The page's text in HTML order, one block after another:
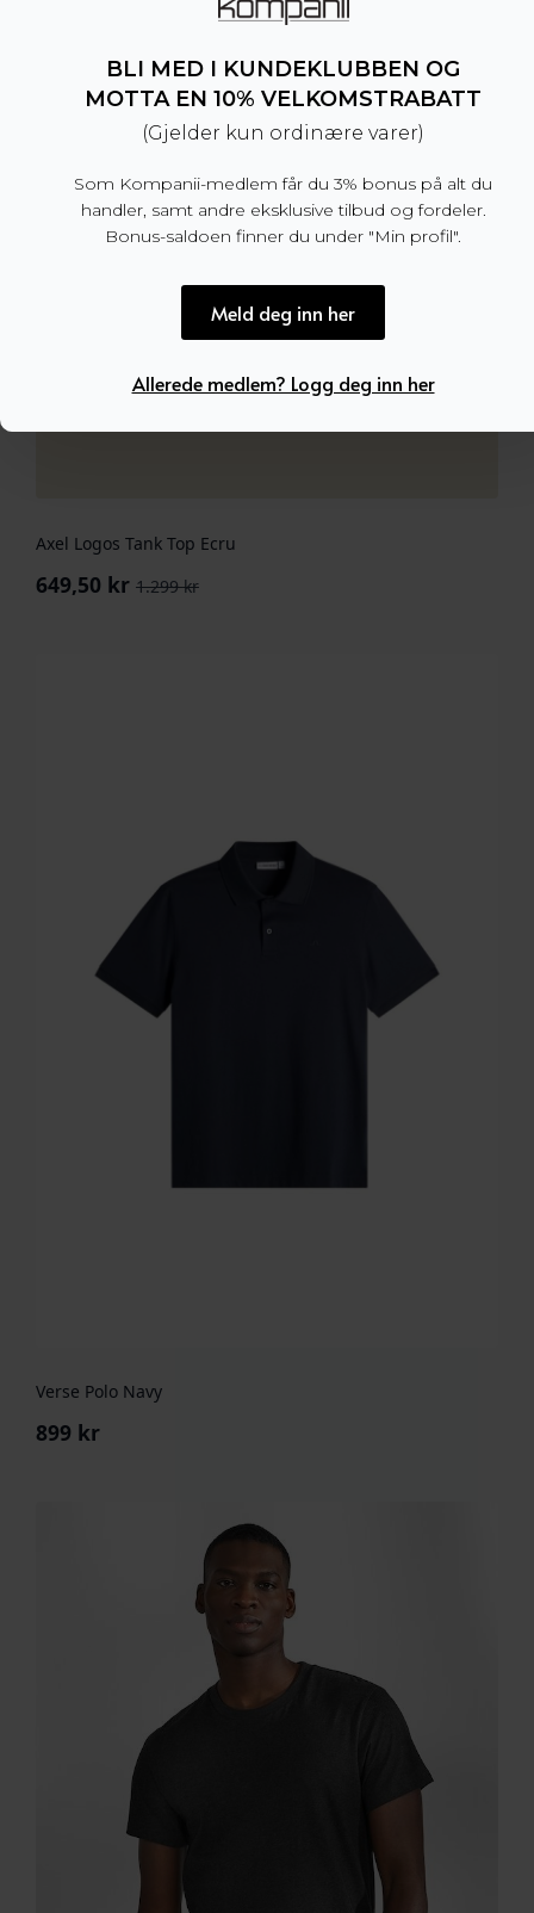
Axel Logos Tank Top Ecru
1.299kr
Opprinnelig
649,50 kr
Nåværende
Verse Polo Navy
899 kr
BLI MED I KUNDEKLUBBEN OG
MOTTA EN 10% VELKOMSTRABATT
(Gjelder kun ordinære varer)
Som Kompanii-medlem får du 3% bonus på alt du
handler, samt andre eksklusive tilbud og fordeler.
Bonus-saldoen finner du under "Min profil".
Meld deg inn her
Allerede medlem? Logg deg inn her